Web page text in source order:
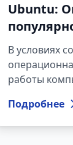
Ubuntu:
постоянно
В условиях
работы
Подробнее